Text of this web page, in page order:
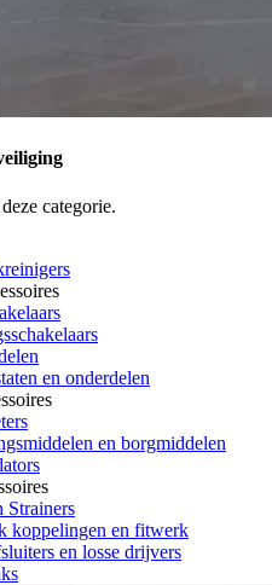
categorie.
en onderdelen
en borgmiddelen
Strainers
koppelingen en fitwerk
en losse drijvers